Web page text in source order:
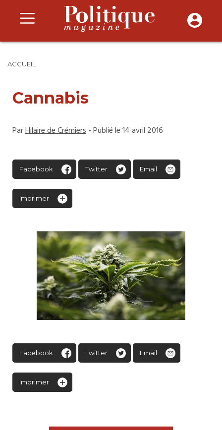
ACCUEIL
Cannabis
ParHilaire de Crémiers- Publié le 14 avril 2016
Facebook Twitter Email
Imprimer
Facebook Twitter Email
Imprimer